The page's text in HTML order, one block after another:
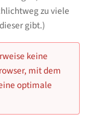
zu viele
gibt.)
keine
mit dem
optimale